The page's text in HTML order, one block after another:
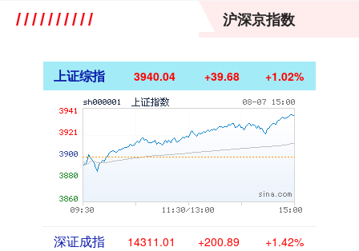
沪深京指数
上证综指 3940.04 +39.68 +1.02%
深证成指 14311.01 +200.89 +1.42%